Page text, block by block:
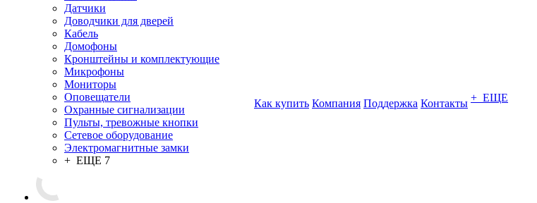
Датчики
Доводчики для дверей
Кабель
Домофоны
Кронштейны и комплектующие
Микрофоны
Мониторы
Оповещатели
Охранные сигнализации
Пульты, тревожные кнопки
Сетевое оборудование
Электромагнитные замки
+ ЕЩЕ 7
Как купить Компания Поддержка Контакты + ЕЩЕ